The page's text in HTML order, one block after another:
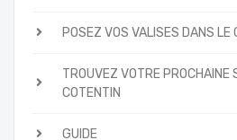
POSEZ VOS VALISES DANS LE
TROUVEZ VOTRE PROCHAINE
COTENTIN
GUIDE